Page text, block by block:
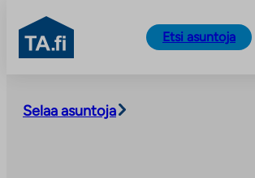
sisältöön
TA.fi
Etsi asuntoja
Selaa asuntoja